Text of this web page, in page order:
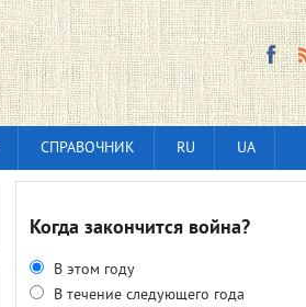
СПРАВОЧНИК RU UA
Когда закончится война?
В этом году
В течение следующего года